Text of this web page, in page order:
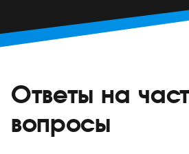
Ответы на
вопросы